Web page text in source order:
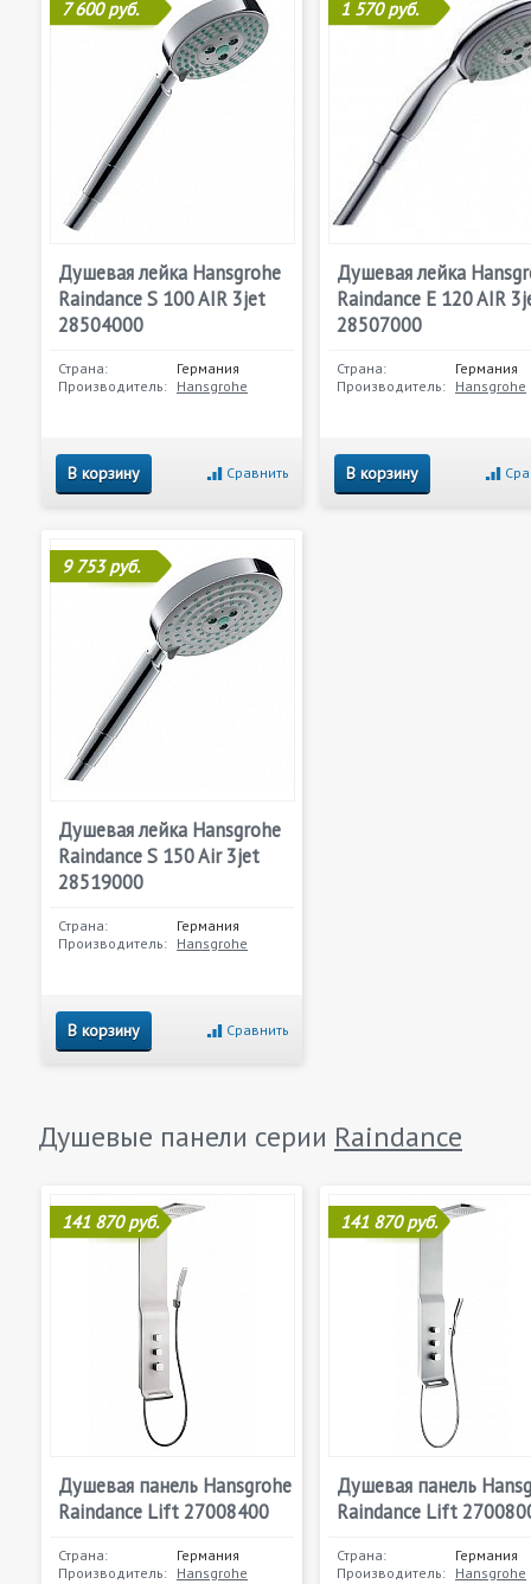
7 600 руб.
Душевая лейка Hansgrohe
Raindance S 100 AIR 3jet
28504000
Страна:
Германия
Производитель: Hansgrohe
В корзину Сравнить
1 570 руб.
Душевая лейка
Raindance E 120 AIR
28507000
Страна:
Германия
Производитель: Hansgrohe
В корзину
9 753 руб.
Душевая лейка Hansgrohe
Raindance S 150 Air 3jet
28519000
Страна:
Германия
Производитель: Hansgrohe
В корзину Сравнить
Душевые панели серии Raindance
141 870 руб.
Душевая панель Hansgrohe
Raindance Lift 27008400
Страна:
Германия
Производитель: Hansgrohe
141 870 руб.
Душевая панель
Raindance Lift
Страна:
Германия
Производитель: Hansgrohe